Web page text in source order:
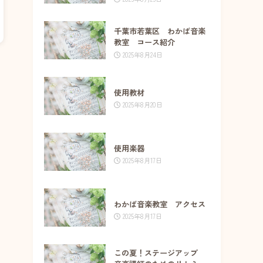
千葉市若葉区 わかば音楽
教室 コース紹介
2025年8月24日
使用教材
2025年8月20日
使用楽器
2025年8月17日
わかば音楽教室 アクセス
2025年8月17日
この夏！ステージアップ